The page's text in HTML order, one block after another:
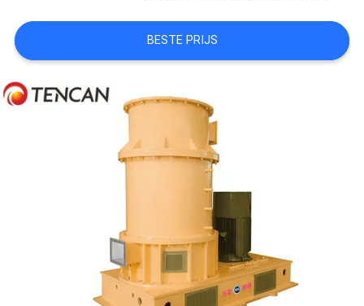
PRIVACYBELEIDBESTE PRIJS